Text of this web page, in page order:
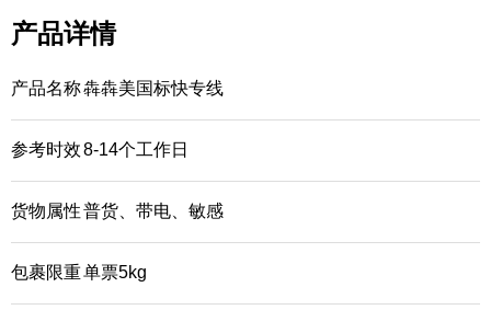
产品详情
产品名称犇犇美国标快专线
参考时效8-14个工作日
货物属性普货、带电、敏感
包裹限重单票5kg